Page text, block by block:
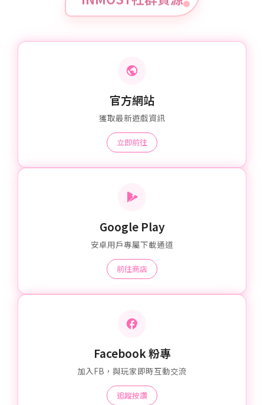
官方網站
獲取最新遊戲資訊
立即前往
Google Play
安卓用戶專屬下載通道
前往商店
Facebook 粉專
加入FB，與玩家即時互動交流
追蹤按讚